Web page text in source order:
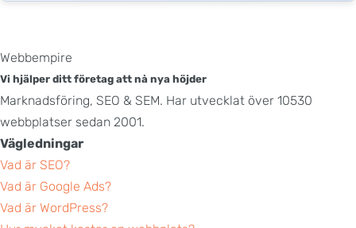
Webbempire
Vi hjälper ditt företag att nå nya höjder
Marknadsföring, SEO & SEM. Har utvecklat över 10530
webbplatser sedan 2001.
Vägledningar
Vad är SEO?
Vad är Google Ads?
Vad är WordPress?